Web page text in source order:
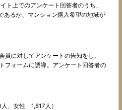
ト上でのアンケート回答者のうち、
あるか、マンション購入希望の地域が
に対してアンケートの告知をし、
フォームに誘導。アンケート回答者の
、女性 1,817人）